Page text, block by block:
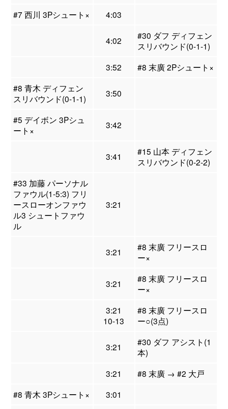
#7 西川 3Pシュート×
4:03
4:02
#30 ダフ ディフェン
スリバウンド(0-1-1)
3:52
#8 末廣 2Pシュート×
#8 青木 ディフェン
スリバウンド(0-1-1)
3:50
#5 デイボン 3Pシュ
ート×
3:42
3:41
#15 山本 ディフェン
スリバウンド(0-2-2)
#33 加藤 パーソナル
ファウル(1-5:3) フリ
ースローオンファウ
ル3 シュートファウ
ル
3:21
3:21
#8 末廣 フリースロ
ー×
3:21
#8 末廣 フリースロ
ー×
3:21
10-13
#8 末廣 フリースロ
ー○(3点)
3:21
#30 ダフ アシスト(1
本)
3:21
#8 末廣 → #2 大戸
#8 青木 3Pシュート×
3:01